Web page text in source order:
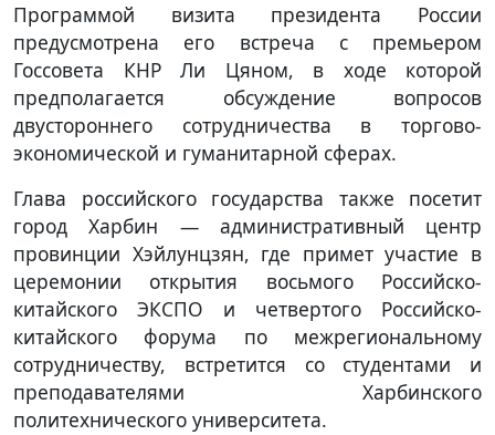
Программой визита президента России
предусмотрена его встреча с премьером
Госсовета КНР Ли Цяном, в ходе которой
предполагается обсуждение вопросов
двустороннего сотрудничества в торгово-
экономической и гуманитарной сферах.
Глава российского государства также посетит
город Харбин — административный центр
провинции Хэйлунцзян, где примет участие в
церемонии открытия восьмого Российско-
китайского ЭКСПО и четвертого Российско-
китайского форума по межрегиональному
сотрудничеству, встретится со студентами и
преподавателями Харбинского
политехнического университета.